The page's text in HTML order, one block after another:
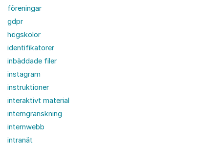
föreningar
gdpr
högskolor
identifikatorer
inbäddade filer
instagram
instruktioner
interaktivt material
interngranskning
internwebb
intranät